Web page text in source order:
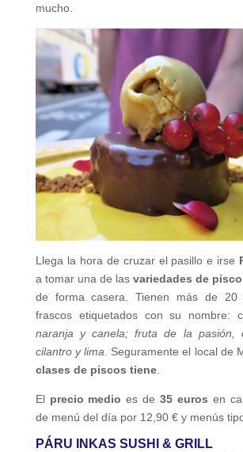
mucho.
Llega la hora de cruzar el pasillo e irse
a tomar una de lasvariedades de pisco
de forma casera. Tienen más de 20
frascos etiquetados con su nombre: c
naranja y canela; fruta de la pasión,
cilantro y lima. Seguramente el local de
clases de piscos tiene.
Elprecio medio es de35 euros en
de menú del día por 12,90 € y menús
PÁRU INKAS SUSHI & GRILL